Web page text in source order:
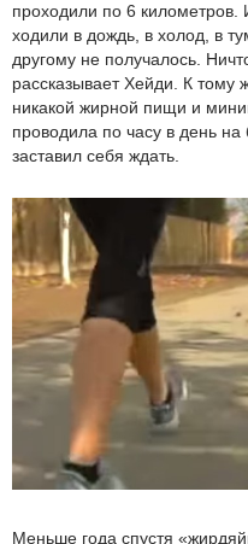
проходили по 6
ходили в дождь, в холод, в
другому не получалось.
рассказывает Хейди. К тому
никакой жирной пищи и
проводила по часу в день на
заставил себя ждать.
Меньше года спустя